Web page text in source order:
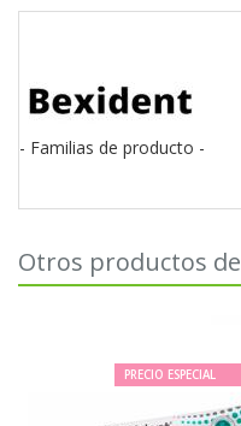
- Familias de producto -
Otros productos de
PRECIO ESPECIAL